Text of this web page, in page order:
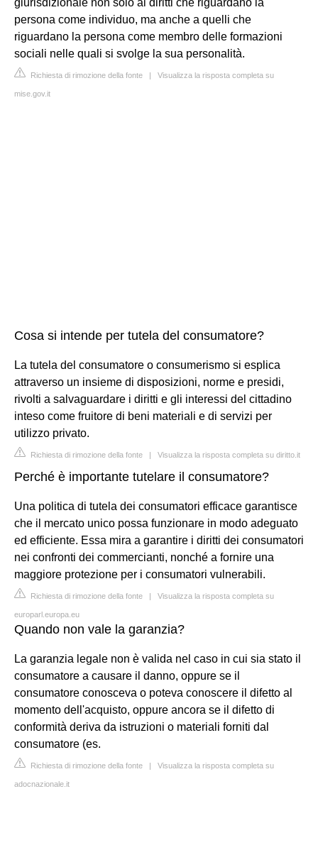
persona come individuo, ma anche a quelli che
riguardano la persona come membro delle formazioni
sociali nelle quali si svolge la sua personalità.
Richiesta di rimozione della fonte | Visualizza la risposta completa su
mise.gov.it
Cosa si intende per tutela del consumatore?
La tutela del consumatore o consumerismo si esplica
attraverso un insieme di disposizioni, norme e presidi,
rivolti a salvaguardare i diritti e gli interessi del cittadino
inteso come fruitore di beni materiali e di servizi per
utilizzo privato.
Richiesta di rimozione della fonte | Visualizza la risposta completa su diritto.it
Perché è importante tutelare il consumatore?
Una politica di tutela dei consumatori efficace garantisce
che il mercato unico possa funzionare in modo adeguato
ed efficiente. Essa mira a garantire i diritti dei consumatori
nei confronti dei commercianti, nonché a fornire una
maggiore protezione per i consumatori vulnerabili.
Richiesta di rimozione della fonte | Visualizza la risposta completa su
europarl.europa.eu
Quando non vale la garanzia?
La garanzia legale non è valida nel caso in cui sia stato il
consumatore a causare il danno, oppure se il
consumatore conosceva o poteva conoscere il difetto al
momento dell'acquisto, oppure ancora se il difetto di
conformità deriva da istruzioni o materiali forniti dal
consumatore (es.
Richiesta di rimozione della fonte | Visualizza la risposta completa su
adocnazionale.it